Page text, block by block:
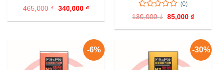
5.00trên 5
1
đánh giá
465,000₫ Giá
là:
340,000 ₫Giá
tại
0
trên
5
0
(0)
130,000₫ Giá
là:
85,000 ₫Giá
tại
85,000
-6% -30%